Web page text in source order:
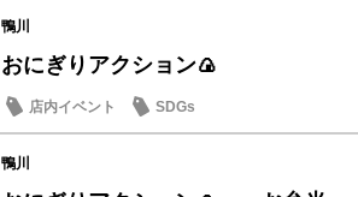
鴨川
おにぎりアクション🍙
店内イベント SDGs
鴨川